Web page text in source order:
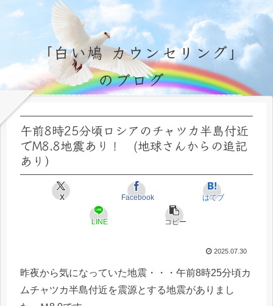
「白い鳩 カウンセリング」
のブログ
午前8時25分頃ロシアのチャツカ半島付近
でM8.8地震あり！ (地球さんからの追記
あり）
X Facebook はてブ
LINE コピー
2025.07.30
昨夜から気になっていた地震・・・午前8時25分頃カ
ムチャツカ半島付近を震源とする地震がありまし